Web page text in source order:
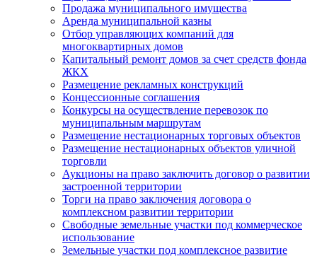
Продажа муниципального имущества
Аренда муниципальной казны
Отбор управляющих компаний для
многоквартирных домов
Капитальный ремонт домов за счет средств фонда
ЖКХ
Размещение рекламных конструкций
Концессионные соглашения
Конкурсы на осуществление перевозок по
муниципальным маршрутам
Размещение нестационарных торговых объектов
Размещение нестационарных объектов уличной
торговли
Аукционы на право заключить договор о развитии
застроенной территории
Торги на право заключения договора о
комплексном развитии территории
Свободные земельные участки под коммерческое
использование
Земельные участки под комплексное развитие